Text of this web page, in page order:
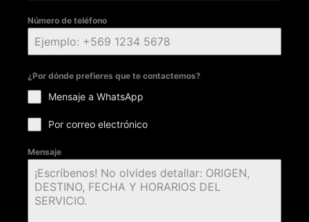
Número de teléfono
¿Por dónde prefieres que te contactemos?
Mensaje a WhatsApp
Por correo electrónico
Mensaje